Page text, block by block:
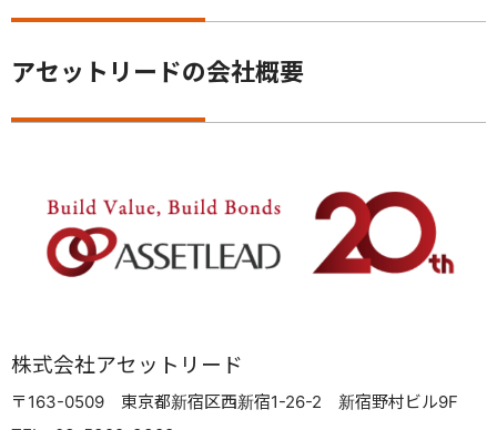
アセットリードの会社概要
株式会社アセットリード
〒163-0509 東京都新宿区西新宿1-26-2 新宿野村ビル9F